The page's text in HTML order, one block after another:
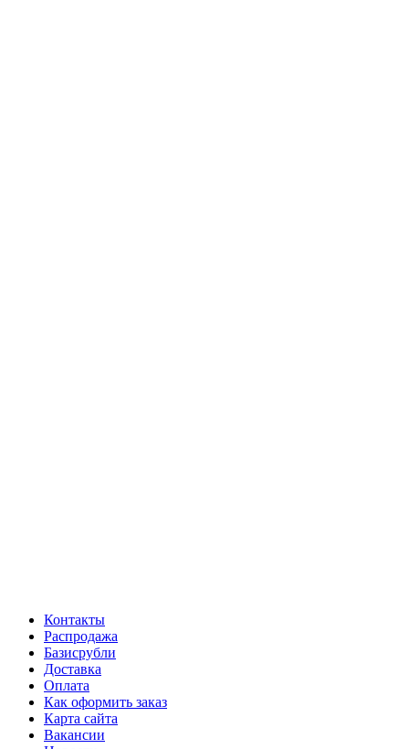
Контакты
Распродажа
Базисрубли
Доставка
Оплата
Как оформить заказ
Карта сайта
Вакансии